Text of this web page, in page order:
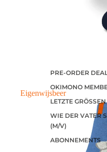
PRE-ORDER
OKIMONO
LETZTE GRÖSSEN
WIE DER VATER
(M/V)
ABONNEMENTS
Eigenwijsbeer